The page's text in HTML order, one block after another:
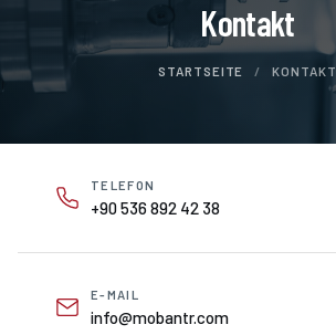
Kontakt
STARTSEITE / KONTAKT
TELEFON
+90 536 892 42 38
E-MAIL
info@mobantr.com